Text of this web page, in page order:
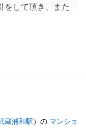
をして頂き、また
褒めのお言葉を
因としては、I様
がございました
蔵浦和駅）の マンショ